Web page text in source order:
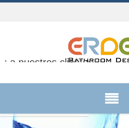
a nuestros clientes.